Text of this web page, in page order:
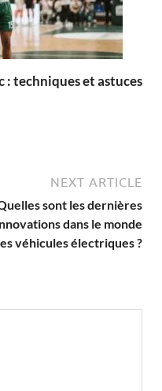
: techniques et astuces
NEXT ARTICLE
sont les dernières
dans le monde
véhicules électriques ?